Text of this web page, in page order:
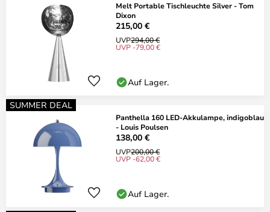
Melt Portable Tischleuchte Silver - Tom
Dixon
215,00 €
UVP294,00 €
UVP -79,00 €
Auf Lager.
SUMMER DEAL
Panthella 160 LED-Akkulampe, indigoblau
- Louis Poulsen
138,00 €
UVP200,00 €
UVP -62,00 €
Auf Lager.